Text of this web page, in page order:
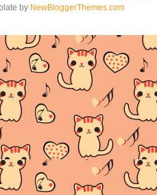
by NewBloggerThemes.com